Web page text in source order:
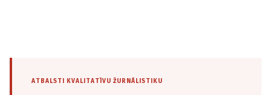
ATBALSTI KVALITATĪVU ŽURNĀLISTIKU